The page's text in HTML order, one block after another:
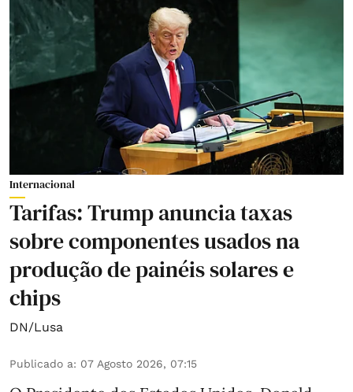
Internacional
Tarifas: Trump anuncia taxas
sobre componentes usados na
produção de painéis solares e
chips
DN/Lusa
Publicado a: 07 Agosto 2026, 07:15